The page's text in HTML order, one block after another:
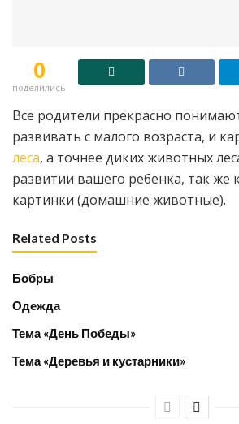
0
поделились
Все родители прекрасно
развивать с малого возраста, и
леса, а точнее диких животных
развитии вашего ребенка, так же
картинки (домашние животные).
Related Posts
Бобры
Одежда
Тема «День Победы»
Тема «Деревья и кустарники»